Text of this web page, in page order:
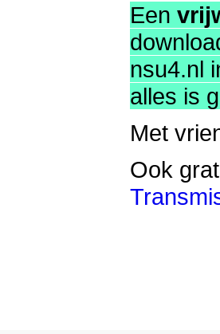
Een
nsu4.nl
alles is
Met
Ook